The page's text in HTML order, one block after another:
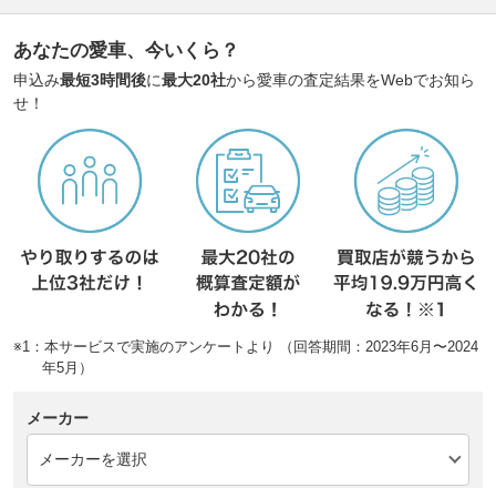
あなたの愛車、今いくら？
申込み最短3時間後に最大20社から愛車の査定結果をWebでお知ら
せ！
※1：本サービスで実施のアンケートより （回答期間：2023年6月〜2024
年5月）
メーカー